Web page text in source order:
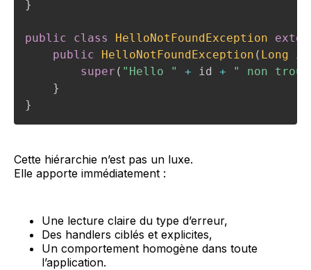
}
public class HelloNotFoundException
public
HelloNotFoundException ( Long id
super ( "Hello " + id +
" non
}
}
Cette hiérarchie n’est pas un luxe.
Elle apporte immédiatement :
Une lecture claire du type d’erreur,
Des handlers ciblés et explicites,
Un comportement homogène dans toute
l’application.